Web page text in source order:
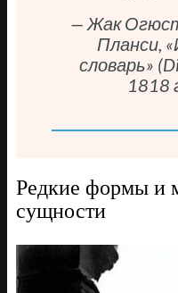
— Жак
Планси,
словарь»
1818
Редкие формы и
сущности